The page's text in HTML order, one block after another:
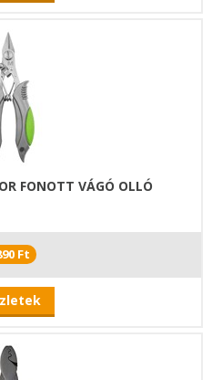
FONOTT VÁGÓ OLLÓ
Ft